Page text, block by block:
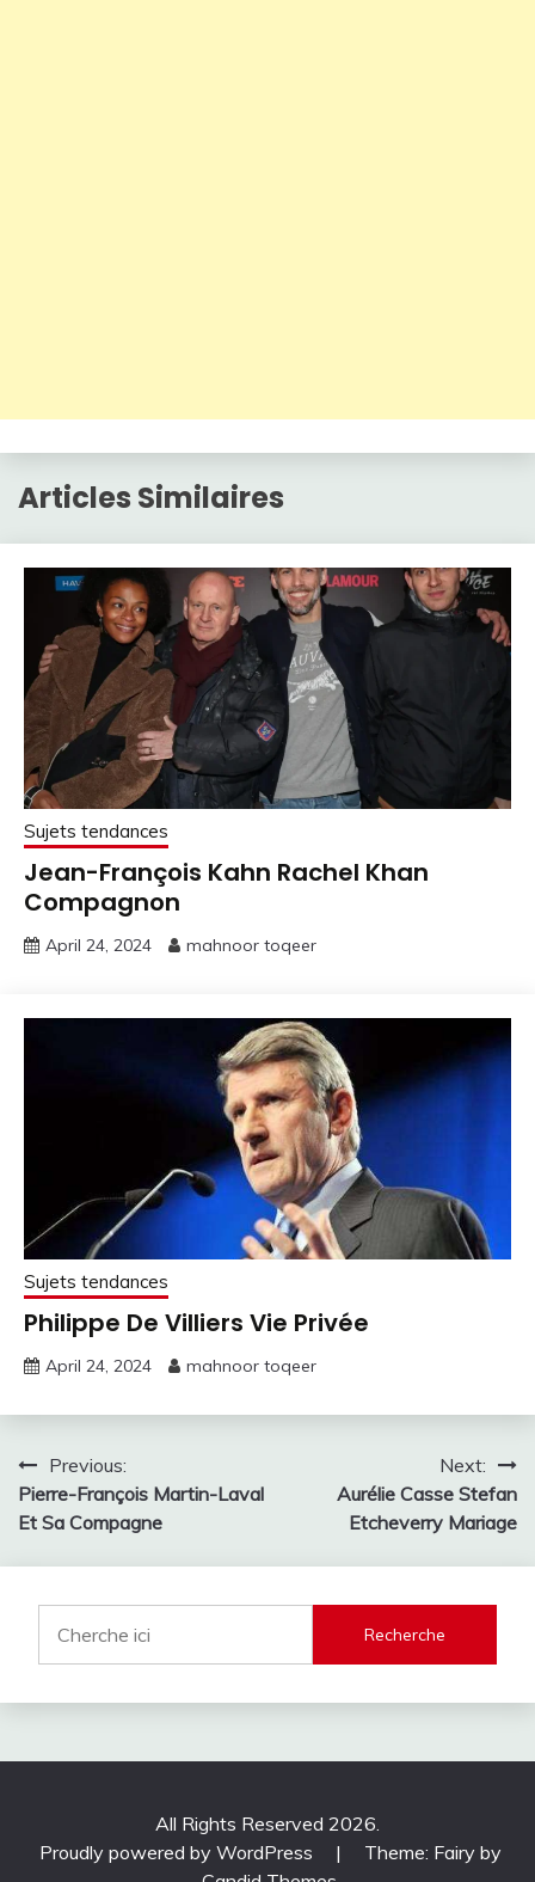
Articles Similaires
Sujets tendances
Jean-François Kahn Rachel Khan
Compagnon
April 24, 2024 mahnoor toqeer
Sujets tendances
Philippe De Villiers Vie Privée
April 24, 2024 mahnoor toqeer
Post
navigation
Previous:
Pierre-François Martin-Laval
Et Sa Compagne
Next:
Aurélie Casse Stefan
Etcheverry Mariage
Recherche
All Rights Reserved 2026.
Proudly powered by WordPress
|
Theme: Fairy by